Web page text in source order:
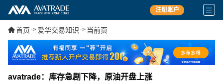
注册账户
首页 -> 爱华交易知识 -> 当前页
avatrade：库存急剧下降，原油开盘上涨